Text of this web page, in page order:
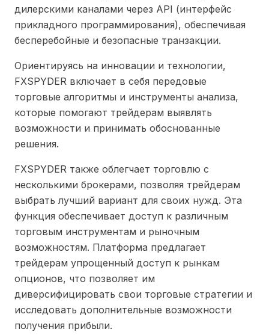
дилерскими каналами через API (интерфейс
прикладного программирования), обеспечивая
бесперебойные и безопасные транзакции.
Ориентируясь на инновации и технологии,
FXSPYDER включает в себя передовые
торговые алгоритмы и инструменты анализа,
которые помогают трейдерам выявлять
возможности и принимать обоснованные
решения.
FXSPYDER также облегчает торговлю с
несколькими брокерами, позволяя трейдерам
выбрать лучший вариант для своих нужд. Эта
функция обеспечивает доступ к различным
торговым инструментам и рыночным
возможностям. Платформа предлагает
трейдерам упрощенный доступ к рынкам
опционов, что позволяет им
диверсифицировать свои торговые стратегии и
исследовать дополнительные возможности
получения прибыли.